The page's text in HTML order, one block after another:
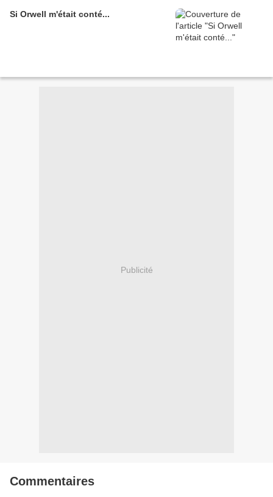
Si Orwell m'était conté...
Publicité
Commentaires